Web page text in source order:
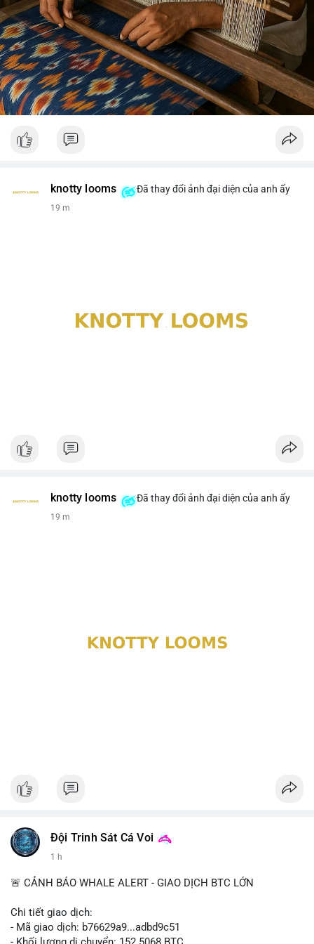
knotty looms Đã thay đổi ảnh đại diện của anh ấy
19 m
knotty looms Đã thay đổi ảnh đại diện của anh ấy
19 m
Đội Trinh Sát Cá Voi
1 h
🚨 CẢNH BÁO WHALE ALERT - GIAO DỊCH BTC LỚN
Chi tiết giao dịch:
- Mã giao dịch: b76629a9...adbd9c51